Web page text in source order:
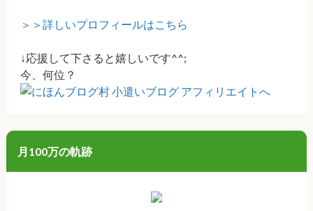
＞＞詳しいプロフィールはこちら
↓応援して下さると嬉しいです^^;
今、何位？
月100万の軌跡